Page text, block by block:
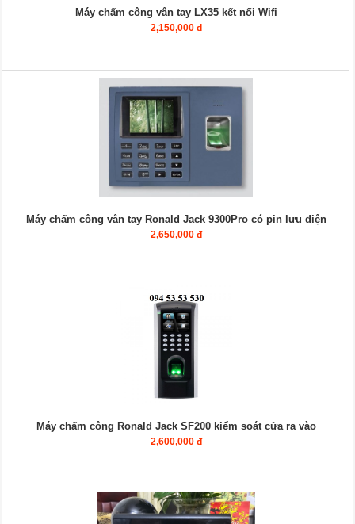
Máy chấm công vân tay LX35 kết nối Wifi
2,150,000 đ
Máy chấm công vân tay Ronald Jack 9300Pro có pin lưu điện
2,650,000 đ
Máy chấm công Ronald Jack SF200 kiểm soát cửa ra vào
2,600,000 đ